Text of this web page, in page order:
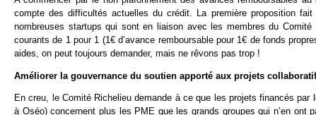
compte des difficultés actuelles du crédit. La première proposition
nombreuses startups qui sont en liaison avec les membres du
courants de 1 pour 1 (1€ d’avance remboursable pour 1€ de fonds
aides, on peut toujours demander, mais ne rêvons pas trop !
Améliorer la gouvernance du soutien apporté aux projets
En creu, le Comité Richelieu demande à ce que les projets financés
à Oséo) concernent plus les PME que les grands groupes qui n’en ont